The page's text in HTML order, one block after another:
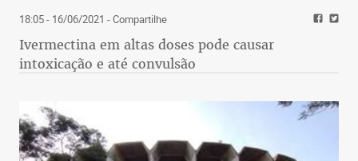
18:05 - 16/06/2021 - Compartilhe
Ivermectina em altas doses pode causar
intoxicação e até convulsão